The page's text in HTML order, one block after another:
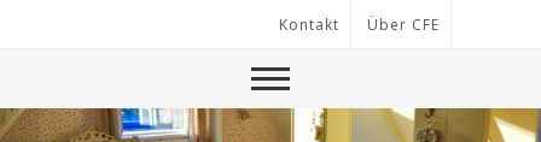
Kontakt Über CFE